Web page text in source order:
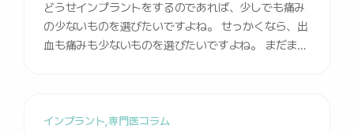
どうせインプラントをするのであれば、少しでも痛み
の少ないものを選びたいですよね。 せっかくなら、出
血も痛みも少ないものを選びたいですよね。 まだまだ
あります。ただし、これがすべての方にできるわけで
インプラント 専門医コラム